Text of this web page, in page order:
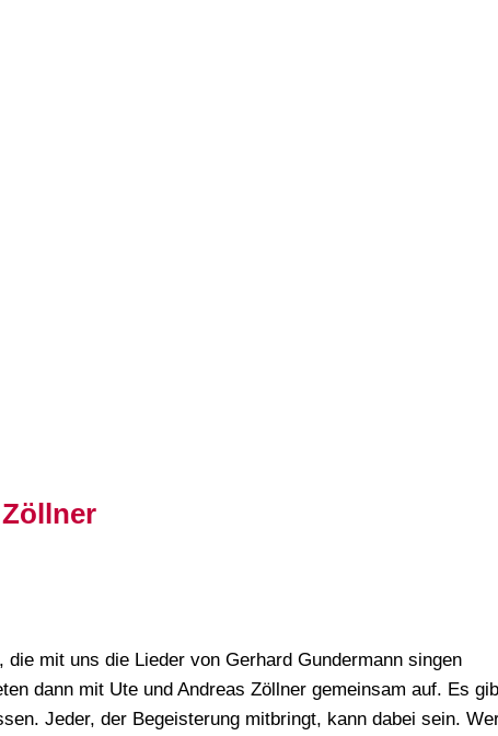
mit uns die Lieder von Gerhard Gundermann singen
dann mit Ute und Andreas Zöllner gemeinsam auf. Es
Jeder, der Begeisterung mitbringt, kann dabei sein.